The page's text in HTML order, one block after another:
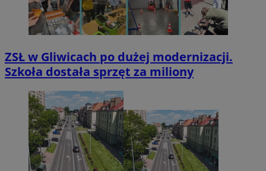
ZSŁ w Gliwicach po dużej modernizacji.
Szkoła dostała sprzęt za miliony